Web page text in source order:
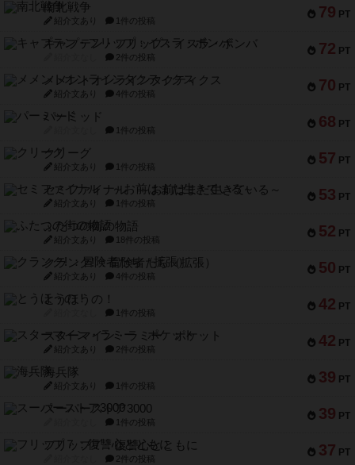
79 PT
南北戦争
紹介文あり 1件の投稿
72 PT
キャプテン・フリップ：イスラ・ボンバ
2件の投稿
70 PT
メメントオンラインタクティクス
紹介文あり 4件の投稿
68 PT
パーミッド
1件の投稿
57 PT
クリーグ
紹介文あり 1件の投稿
53 PT
セミファイナル ～お前はまだ生きている～
紹介文あり 1件の投稿
52 PT
ふたつの街の物語
紹介文あり 18件の投稿
50 PT
クランク! ：冒険者たち（拡張）
紹介文あり 4件の投稿
42 PT
とうほうの！
1件の投稿
42 PT
スターマイン・ラミー ポケット
紹介文あり 2件の投稿
39 PT
海兵隊
紹介文あり 1件の投稿
39 PT
スーパーストア3000
1件の投稿
37 PT
フリップ７：復讐心とともに
2件の投稿